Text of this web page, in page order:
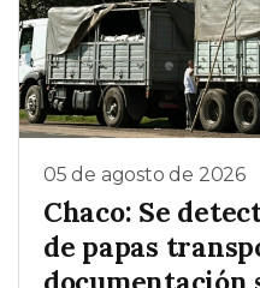
05 de agosto de 2026
Chaco: Se
de papas